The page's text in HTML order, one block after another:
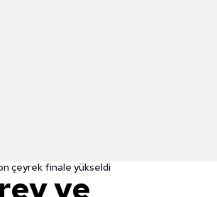
çeyrek finale yükseldi
ve